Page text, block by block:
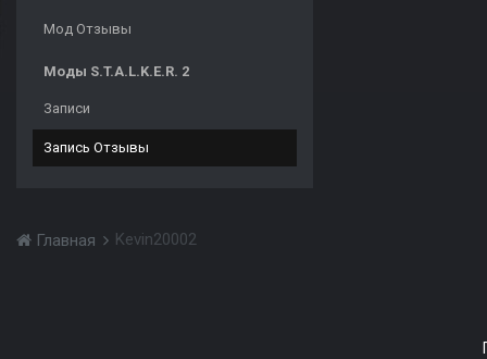
Мод Отзывы
Моды S.T.A.L.K.E.R. 2
Записи
Запись Отзывы
Главная Kevin20002